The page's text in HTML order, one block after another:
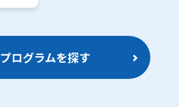
プログラムを探す